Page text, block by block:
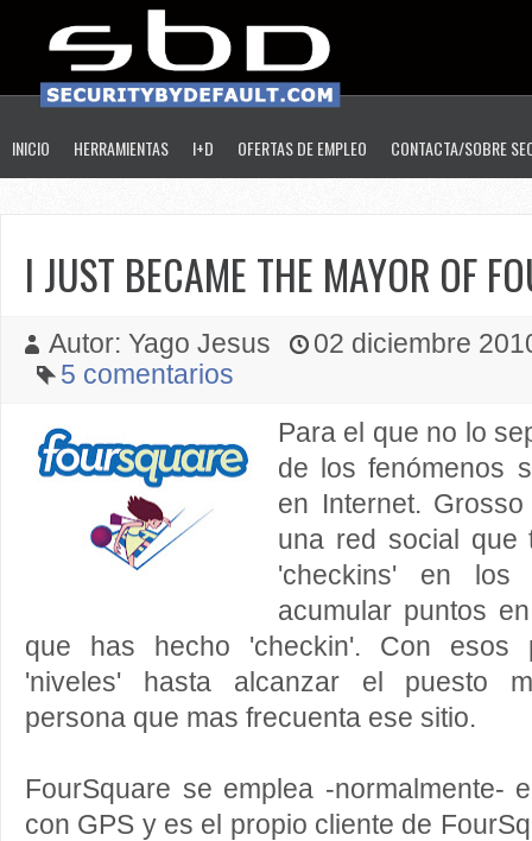
INICIO HERRAMIENTAS I+D OFERTAS DE EMPLEO CONTACTA/SOBRE
I JUST BECAME THE MAYOR OF
Autor: Yago Jesus
02 diciembre
5 comentarios
Para el que no lo
de los fenómenos
en Internet.
una red social que
'checkins' en
acumular puntos
que has hecho 'checkin'. Con esos
'niveles' hasta alcanzar el puesto
persona que mas frecuenta ese sitio.
FourSquare se emplea -normalmente-
con GPS y es el propio cliente de